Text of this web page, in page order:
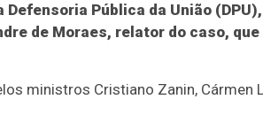
Pública da União
de Moraes, relator do caso,
ministros Cristiano Zanin, Cármen